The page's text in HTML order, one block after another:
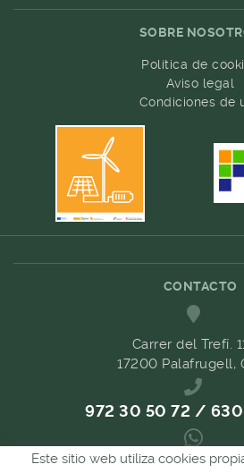
SOBRE
Política de
Aviso legal
Condiciones de
CONTACTO
Carrer del Trefí.
17200 Palafrugell,
972 30 50 72 /
689 657
Este sitio web utiliza cookies